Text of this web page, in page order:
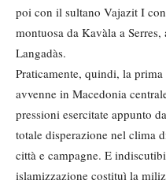
poi con il sultano Vajazit I
montuosa da Kavàla a
Langadàs.
Praticamente, quindi, la
avvenne in Macedonia
pressioni esercitate appunto
totale disperazione nel clima
città e campagne. E
islamizzazione costituì la